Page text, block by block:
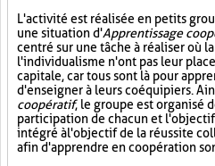
L'activité est réalisée en petits
une situation d'Apprentissage
centré sur une tâche à réaliser où
l'individualisme n'ont pas leur
capitale, car tous sont là pour
d'enseigner à leurs coéquipiers.
coopératif, le groupe est organisé
participation de chacun et
intégré à l'objectif de la réussite
afin d'apprendre en coopération